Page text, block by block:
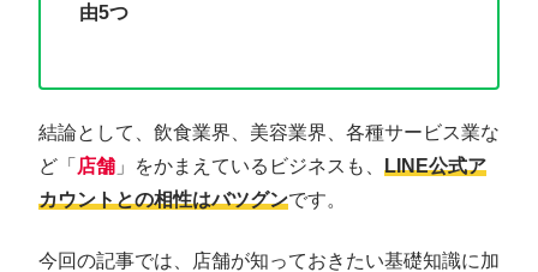
由5つ
結論として、飲食業界、美容業界、各種サービス業な
ど「 店舗 」をかまえているビジネスも、 LINE公式ア
カウントとの相性はバツグンです。
今回の記事では、店舗が知っておきたい基礎知識に加